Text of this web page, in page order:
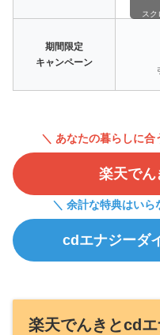
期間限定
キャンペーン
スク
＼ あなたの暮らしに合
楽天でん
＼ 余計な特典はいら
cdエナジーダ
楽天でんきとcd